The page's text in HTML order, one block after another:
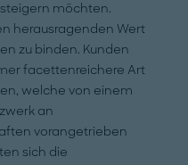
möchten.
herausragenden Wert
zu binden. Kunden
facettenreichere Art
welche von einem
an
vorangetrieben
sich die